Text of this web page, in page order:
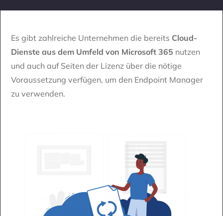
Es gibt zahlreiche Unternehmen die bereits Cloud-
Dienste aus dem Umfeld von Microsoft 365 nutzen
und auch auf Seiten der Lizenz über die nötige
Voraussetzung verfügen, um den Endpoint Manager
zu verwenden.